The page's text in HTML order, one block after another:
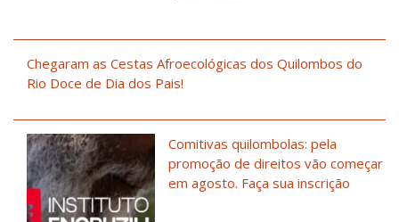
Chegaram as Cestas Afroecológicas dos Quilombos do
Rio Doce de Dia dos Pais!
Comitivas quilombolas: pela
promoção de direitos vão começar
em agosto. Faça sua inscrição